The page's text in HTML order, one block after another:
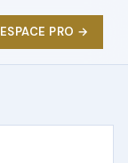
ESPACE PRO →